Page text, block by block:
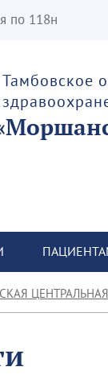
по 118н
Тамбовское